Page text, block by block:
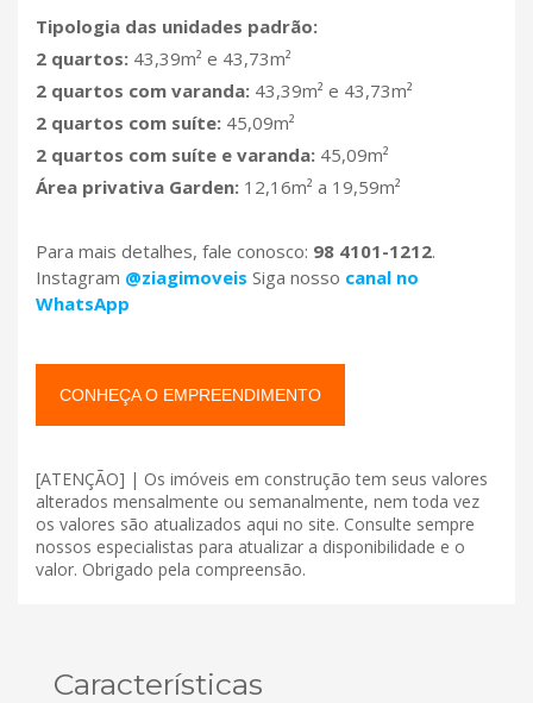
Tipologia das unidades padrão:
2 quartos: 43,39m² e 43,73m²
2 quartos com varanda: 43,39m² e 43,73m²
2 quartos com suíte: 45,09m²
2 quartos com suíte e varanda: 45,09m²
Área privativa Garden: 12,16m² a 19,59m²
Para mais detalhes, fale conosco: 98 4101-1212.
Instagram @ziagimoveis Siga nosso canal no
WhatsApp
CONHEÇA O EMPREENDIMENTO
[ATENÇÃO] | Os imóveis em construção tem seus valores
alterados mensalmente ou semanalmente, nem toda vez
os valores são atualizados aqui no site. Consulte sempre
nossos especialistas para atualizar a disponibilidade e o
valor. Obrigado pela compreensão.
Características